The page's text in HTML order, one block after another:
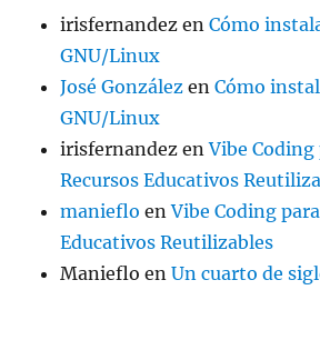
irisfernandez enCómo
GNU/Linux
José González enCómo
GNU/Linux
irisfernandez enVibe Coding
Recursos Educativos
manieflo enVibe Coding
Educativos Reutilizables
Manieflo enUn cuarto de